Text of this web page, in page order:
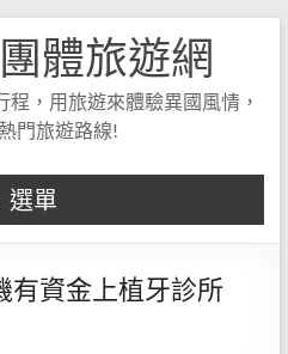
體旅遊網
，用旅遊來體驗異國風情，
門旅遊路線!
選單
有資金上植牙診所